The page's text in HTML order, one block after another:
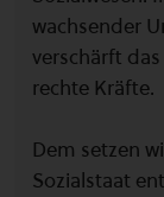
wachsender
verschärft
rechte Kräfte.
Dem setzen
Sozialstaat